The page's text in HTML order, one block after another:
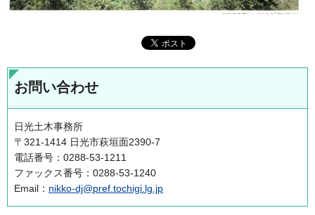
お問い合わせ
日光土木事務所
〒321-1414 日光市萩垣面2390-7
電話番号：0288-53-1211
ファックス番号：0288-53-1240
Email： nikko-dj@pref.tochigi.lg.jp